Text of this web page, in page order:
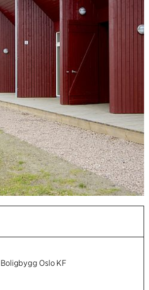
Oslo KF